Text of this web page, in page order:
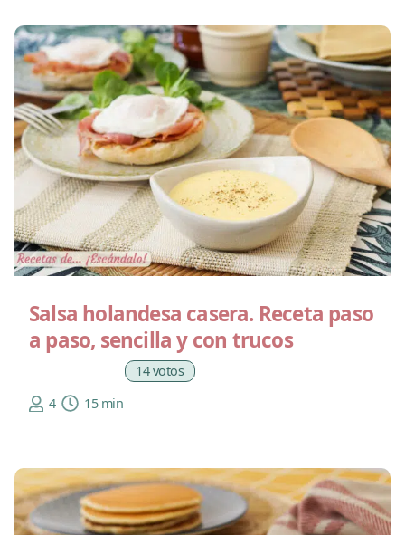
Salsa holandesa casera. Receta paso
a paso, sencilla y con trucos
14 votos
4
15 min